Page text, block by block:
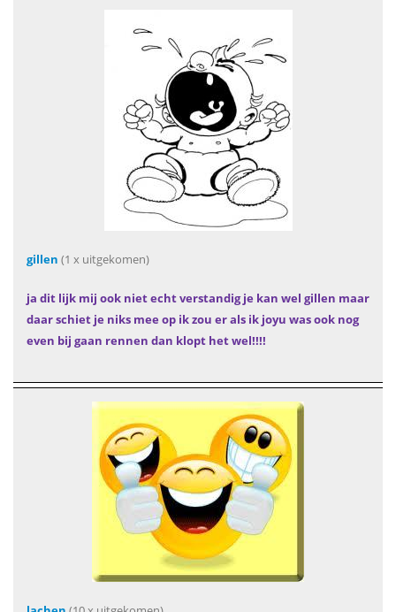
gillen (1 x uitgekomen)
ja dit lijk mij ook niet echt verstandig je kan wel gillen maar
daar schiet je niks mee op ik zou er als ik joyu was ook nog
even bij gaan rennen dan klopt het wel!!!!